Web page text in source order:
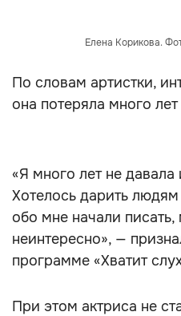
Елена Корикова.
По словам артистки,
она потеряла много
«Я много лет не
Хотелось дарить людям
обо мне начали
неинтересно», —
программе «Хватит
При этом актриса не